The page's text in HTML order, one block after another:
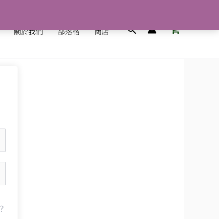
關於我們 部落格 商店
搜